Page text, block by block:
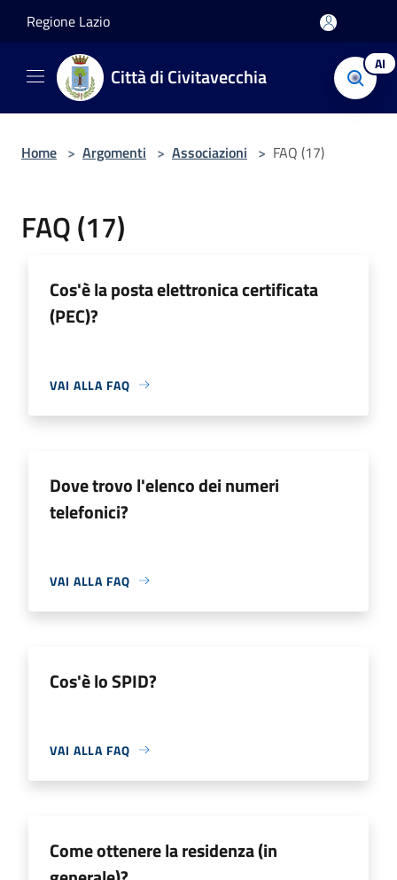
Regione Lazio
Città di Civitavecchia AI
Home > Argomenti > Associazioni > FAQ (17)
FAQ (17)
Cos'è la posta elettronica certificata
(PEC)?
VAI ALLA FAQ
Dove trovo l'elenco dei numeri
telefonici?
VAI ALLA FAQ
Cos'è lo SPID?
VAI ALLA FAQ
Come ottenere la residenza (in